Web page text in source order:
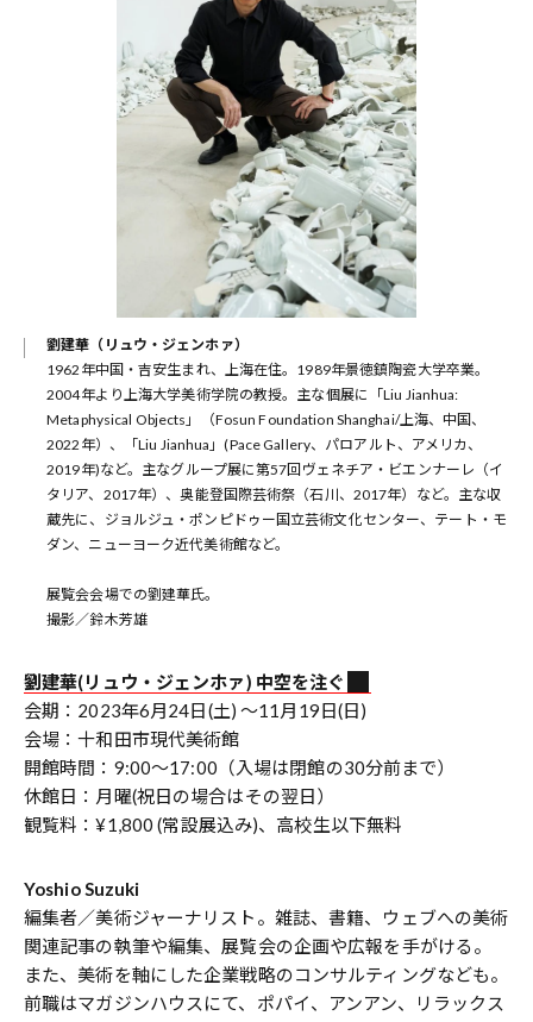
劉建華（リュウ・ジェンホァ）
1962年中国・吉安生まれ、上海在住。1989年景徳鎮陶瓷大学卒業。
2004年より上海大学美術学院の教授。主な個展に「Liu Jianhua:
Metaphysical Objects」（Fosun Foundation Shanghai/上海、中国、
2022年）、「Liu Jianhua」(Pace Gallery、パロアルト、アメリカ、
2019年)など。主なグループ展に第57回ヴェネチア・ビエンナーレ（イ
タリア、2017年）、奥能登国際芸術祭（石川、2017年）など。主な収
蔵先に、ジョルジュ・ポンピドゥー国立芸術文化センター、テート・モ
ダン、ニューヨーク近代美術館など。
展覧会会場での劉建華氏。
撮影／鈴木芳雄
劉建華(リュウ・ジェンホァ) 中空を注ぐ
会期：2023年6月24日(土) 〜11月19日(日)
会場：十和田市現代美術館
開館時間：9:00〜17:00（入場は閉館の30分前まで）
休館日：月曜(祝日の場合はその翌日）
観覧料：¥1,800 (常設展込み)、高校生以下無料
Yoshio Suzuki
編集者／美術ジャーナリスト。雑誌、書籍、ウェブへの美術
関連記事の執筆や編集、展覧会の企画や広報を手がける。
また、美術を軸にした企業戦略のコンサルティングなども。
前職はマガジンハウスにて、ポパイ、アンアン、リラックス